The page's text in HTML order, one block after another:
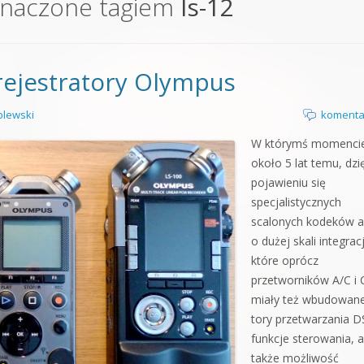
od podstaw
Kompendium
tagiem ls-12
Olympus
W którymś
około 5 lat temu,
pojawieniu się
specjalistycznych
scalonych kodeków
o dużej skali
które oprócz
przetworników A/C i
miały też
tory przetwarzania
funkcje sterowania, a
także możliwość